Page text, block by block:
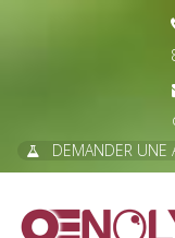
DEMANDER UNE